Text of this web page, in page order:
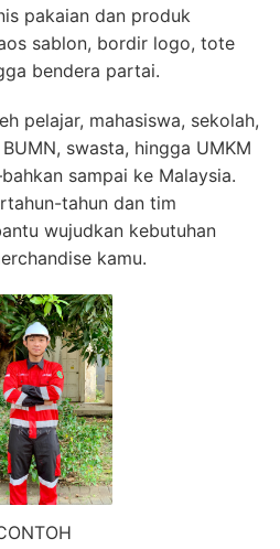
pakaian dan produk
sablon, bordir logo, tote
bendera partai.
pelajar, mahasiswa, sekolah,
swasta, hingga UMKM
sampai ke Malaysia.
tahun dan tim
wujudkan kebutuhan
kamu.